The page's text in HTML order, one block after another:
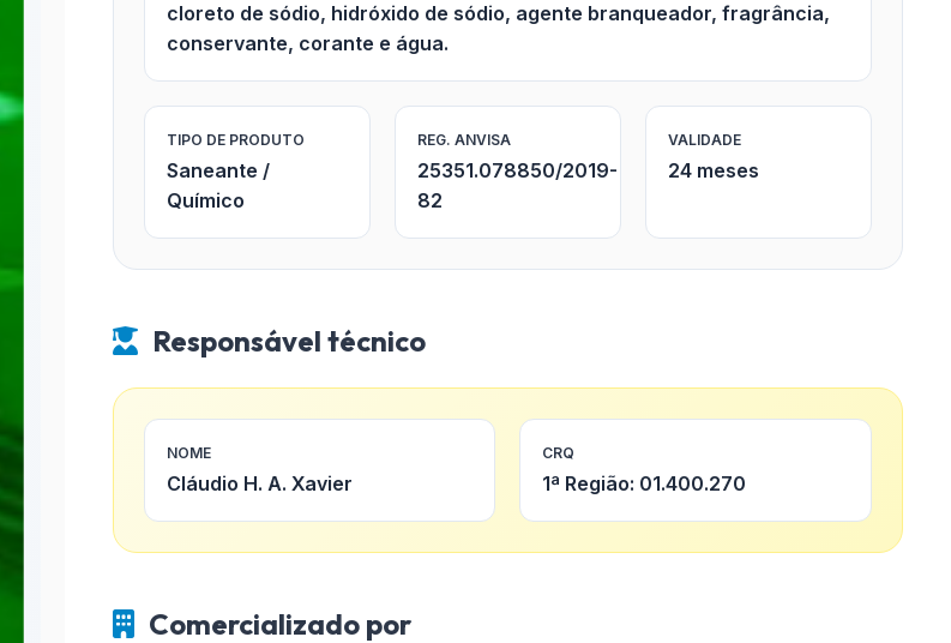
cloreto de sódio, hidróxido de sódio, agente branqueador, fragrância,
conservante, corante e água.
TIPO DE PRODUTO
Saneante /
Químico
REG. ANVISA
25351.078850/2019-
82
VALIDADE
24 meses
Responsável técnico
NOME
Cláudio H. A. Xavier
CRQ
1ª Região: 01.400.270
Comercializado por